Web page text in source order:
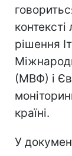
рішення
(МВФ) і
країні.
У